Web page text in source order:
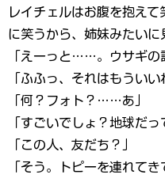
レイチェルはお腹を抱え
に笑うから、姉妹みたいに
「えーっと……。ウサギの
「ふふっ、それはもうい
「何？フォト？……あ」
「すごいでしょ？地球だっ
「この人、友だち？」
「そう。トピーを連れてき